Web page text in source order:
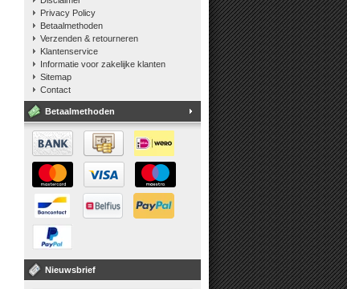
Privacy Policy
Betaalmethoden
Verzenden & retourneren
Klantenservice
Informatie voor zakelijke klanten
Sitemap
Contact
Betaalmethoden
Nieuwsbrief